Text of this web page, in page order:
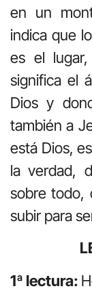
en un
indica que
es el
significa el
Dios y
también a
está Dios,
la verdad,
sobre todo,
subir para
1ª lectura: